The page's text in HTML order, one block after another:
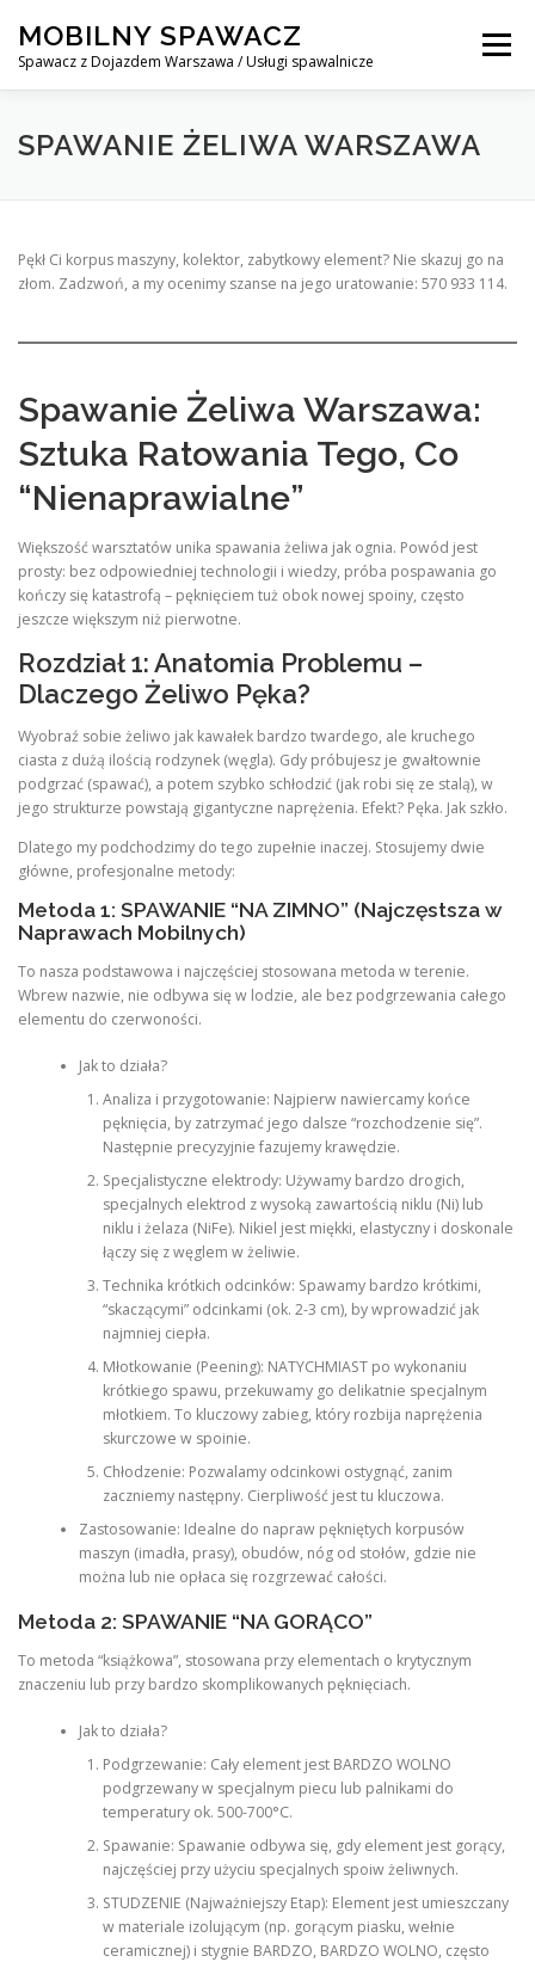
content
MOBILNY SPAWACZ
Spawacz z Dojazdem Warszawa / Usługi spawalnicze
Menu
MOBILNY SPAWACZ WARSZAWA BLOG O NAS
SPAWANIE ŻELIWA WARSZAWA
Pękł Ci korpus maszyny, kolektor, zabytkowy element? Nie skazuj go na
złom. Zadzwoń, a my ocenimy szanse na jego uratowanie: 570 933 114.
Spawanie Żeliwa Warszawa:
Sztuka Ratowania Tego, Co
“Nienaprawialne”
Większość warsztatów unika spawania żeliwa jak ognia. Powód jest
prosty: bez odpowiedniej technologii i wiedzy, próba pospawania go
kończy się katastrofą – pęknięciem tuż obok nowej spoiny, często
jeszcze większym niż pierwotne.
Rozdział 1: Anatomia Problemu –
Dlaczego Żeliwo Pęka?
Wyobraź sobie żeliwo jak kawałek bardzo twardego, ale kruchego
ciasta z dużą ilością rodzynek (węgla). Gdy próbujesz je gwałtownie
podgrzać (spawać), a potem szybko schłodzić (jak robi się ze stalą), w
jego strukturze powstają gigantyczne naprężenia. Efekt? Pęka. Jak szkło.
Dlatego my podchodzimy do tego zupełnie inaczej. Stosujemy dwie
główne, profesjonalne metody:
Metoda 1: SPAWANIE “NA ZIMNO” (Najczęstsza w
Naprawach Mobilnych)
To nasza podstawowa i najczęściej stosowana metoda w terenie.
Wbrew nazwie, nie odbywa się w lodzie, ale bez podgrzewania całego
elementu do czerwoności.
Jak to działa?
Analiza i przygotowanie: Najpierw nawiercamy końce
pęknięcia, by zatrzymać jego dalsze “rozchodzenie się”.
Następnie precyzyjnie fazujemy krawędzie.
Specjalistyczne elektrody: Używamy bardzo drogich,
specjalnych elektrod z wysoką zawartością niklu (Ni) lub
niklu i żelaza (NiFe). Nikiel jest miękki, elastyczny i doskonale
łączy się z węglem w żeliwie.
Technika krótkich odcinków: Spawamy bardzo krótkimi,
“skaczącymi” odcinkami (ok. 2-3 cm), by wprowadzić jak
najmniej ciepła.
Młotkowanie (Peening): NATYCHMIAST po wykonaniu
krótkiego spawu, przekuwamy go delikatnie specjalnym
młotkiem. To kluczowy zabieg, który rozbija naprężenia
skurczowe w spoinie.
Chłodzenie: Pozwalamy odcinkowi ostygnąć, zanim
zaczniemy następny. Cierpliwość jest tu kluczowa.
Zastosowanie: Idealne do napraw pękniętych korpusów
maszyn (imadła, prasy), obudów, nóg od stołów, gdzie nie
można lub nie opłaca się rozgrzewać całości.
Metoda 2: SPAWANIE “NA GORĄCO”
To metoda “książkowa”, stosowana przy elementach o krytycznym
znaczeniu lub przy bardzo skomplikowanych pęknięciach.
Jak to działa?
Podgrzewanie: Cały element jest BARDZO WOLNO
podgrzewany w specjalnym piecu lub palnikami do
temperatury ok. 500-700°C.
Spawanie: Spawanie odbywa się, gdy element jest gorący,
najczęściej przy użyciu specjalnych spoiw żeliwnych.
STUDZENIE (Najważniejszy Etap): Element jest umieszczany
w materiale izolującym (np. gorącym piasku, wełnie
ceramicznej) i stygnie BARDZO, BARDZO WOLNO, często